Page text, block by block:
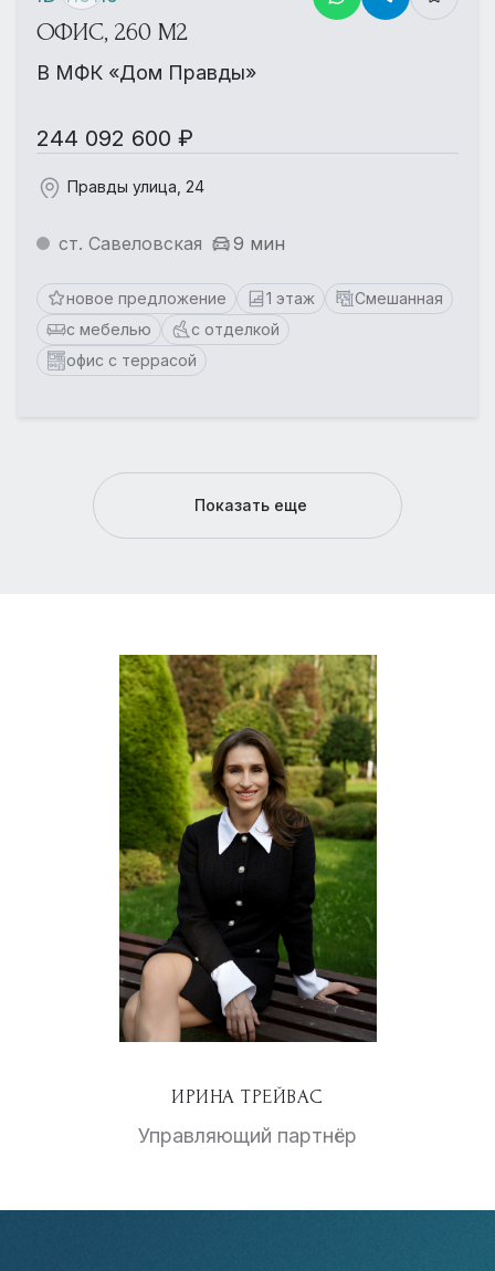
ОФИС, 260 М2
В МФК «Дом Правды»
244 092 600 ₽
Правды улица, 24
ст. Савеловская 9 мин
новое предложение 1 этаж
Смешанная
с мебелью
с отделкой
офис с террасой
Показать еще
ИРИНА ТРЕЙВАС
Управляющий партнёр